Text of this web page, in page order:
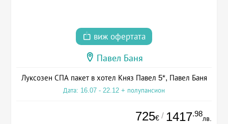
виж офертата
Павел Баня
Луксозен СПА пакет в хотел Княз Павел 5*, Павел Баня
Дата: 16.07 - 22.12 + полупансион
725€ / 1417.98
лв.